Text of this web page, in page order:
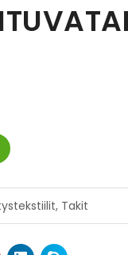
, Takit